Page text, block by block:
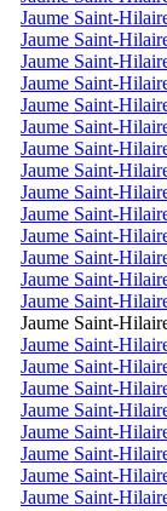
Jaume Saint-
Jaume Saint-
Jaume Saint-
Jaume Saint-
Jaume Saint-
Jaume Saint-
Jaume Saint-
Jaume Saint-
Jaume Saint-
Jaume Saint-
Jaume Saint-
Jaume Saint-
Jaume Saint-
Jaume Saint-
Jaume Saint-
Jaume Saint-
Jaume Saint-
Jaume Saint-
Jaume Saint-
Jaume Saint-
Jaume Saint-
Jaume Saint-
Jaume Saint-